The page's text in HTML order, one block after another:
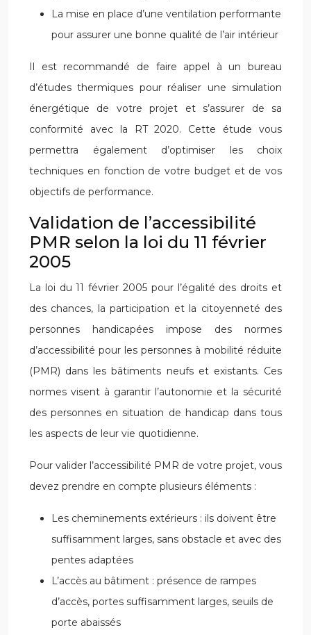
La mise en place d’une ventilation performante
pour assurer une bonne qualité de l’air intérieur
Il est recommandé de faire appel à un bureau
d’études thermiques pour réaliser une simulation
énergétique de votre projet et s’assurer de sa
conformité avec la RT 2020. Cette étude vous
permettra également d’optimiser les choix
techniques en fonction de votre budget et de vos
objectifs de performance.
Validation de l’accessibilité
PMR selon la loi du 11 février
2005
La loi du 11 février 2005 pour l’égalité des droits et
des chances, la participation et la citoyenneté des
personnes handicapées impose des normes
d’accessibilité pour les personnes à mobilité réduite
(PMR) dans les bâtiments neufs et existants. Ces
normes visent à garantir l’autonomie et la sécurité
des personnes en situation de handicap dans tous
les aspects de leur vie quotidienne.
Pour valider l’accessibilité PMR de votre projet, vous
devez prendre en compte plusieurs éléments :
Les cheminements extérieurs : ils doivent être
suffisamment larges, sans obstacle et avec des
pentes adaptées
L’accès au bâtiment : présence de rampes
d’accès, portes suffisamment larges, seuils de
porte abaissés